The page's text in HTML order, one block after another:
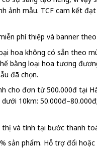
ảnh mẫu. TCF cam kết
phí thiệp và banner theo
hoa không có sẵn theo
bằng loại hoa tương
đã chọn.
cho đơn từ 500.000đ tại
10km:
thị và tính tại bước thanh
sản phẩm. Hỗ trợ đổi